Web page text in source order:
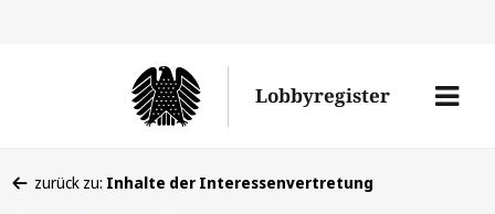
den
Lobbyregister
Menü
befinden
zurück zu: Inhalte der Interessenvertretung